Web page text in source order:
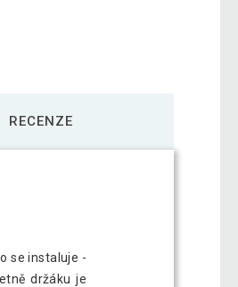
RECENZE
se instaluje -
držáku je